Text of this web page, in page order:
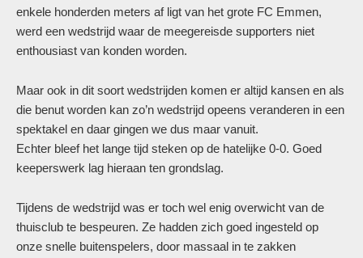
enkele honderden meters af ligt van het grote FC Emmen,
werd een wedstrijd waar de meegereisde supporters niet
enthousiast van konden worden.
Maar ook in dit soort wedstrijden komen er altijd kansen en als
die benut worden kan zo’n wedstrijd opeens veranderen in een
spektakel en daar gingen we dus maar vanuit.
Echter bleef het lange tijd steken op de hatelijke 0-0. Goed
keeperswerk lag hieraan ten grondslag.
Tijdens de wedstrijd was er toch wel enig overwicht van de
thuisclub te bespeuren. Ze hadden zich goed ingesteld op
onze snelle buitenspelers, door massaal in te zakken